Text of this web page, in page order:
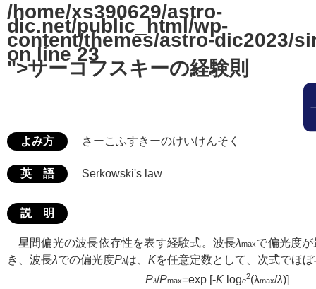
/home/xs390629/astro-
dic.net/public_html/wp-
content/themes/astro-dic2023/
on line 23
">サーコフスキーの経験則
よみ方 さーこふすきーのけいけんそく
英 語 Serkowski's law
説 明
星間偏光の波長依存性を表す経験式。波長λmaxで偏光度
き、波長λでの偏光度Pλは、 Kを任意定数として、次式でほ
Pλ/Pmax=exp [-K loge
2(λmax/λ)]